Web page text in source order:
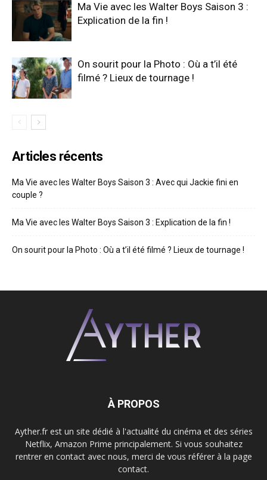
Ma Vie avec les Walter Boys Saison 3 :
Explication de la fin !
On sourit pour la Photo : Où a t’il été
filmé ? Lieux de tournage !
Articles récents
Ma Vie avec les Walter Boys Saison 3 : Avec qui Jackie fini en
couple ?
Ma Vie avec les Walter Boys Saison 3 : Explication de la fin !
On sourit pour la Photo : Où a t’il été filmé ? Lieux de tournage !
À PROPOS
Ayther.fr est un site dédié à l'actualité du cinéma et des séries
Netflix, Amazon Prime principalement. Si vous souhaitez
rentrer en contact avec nous, merci de vous référer à la page
contact.